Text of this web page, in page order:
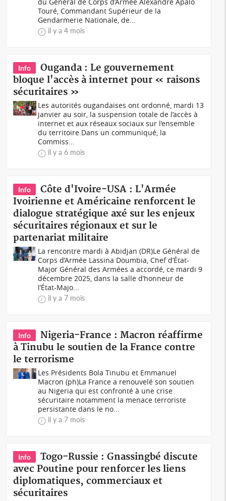
Touré, Commandant Supérieur de la
Gendarmerie Nationale, de...
il y a 4 mois
Info
Ouganda : Le gouvernement
bloque l'accès à internet pour « raisons
sécuritaires »
Les autorités ougandaises ont ordonné, mardi 13
janvier au soir, la suspension totale de l’accès à
internet et aux réseaux sociaux sur l’ensemble
du territoire.Dans un communiqué, la
Commiss...
il y a 6 mois
Info
Côte d'Ivoire-USA : L'Armée
Ivoirienne et Américaine renforcent le
dialogue stratégique axé sur les enjeux
sécuritaires régionaux et sur le
partenariat militaire
La rencontre mardi à Abidjan (DR)Le Général de
Corps d’Armée Lassina Doumbia, Chef d’État-
Major Général des Armées a accordé, ce mardi 9
décembre 2025, dans la salle d’honneur de
l’État-Majo...
il y a 7 mois
Info
Nigeria-France : Macron réaffirme
à Tinubu le soutien de la France contre
le terrorisme
Les Présidents Bola Tinubu et Emmanuel
Macron (ph)La France a renouvelé son soutien
au Nigeria qui est confronté à une crise
sécuritaire notamment la menace terroriste
persistante dans le no...
il y a 7 mois
Info
Togo-Russie : Gnassingbé discute
avec Poutine pour renforcer les liens
diplomatiques, commerciaux et
sécuritaires